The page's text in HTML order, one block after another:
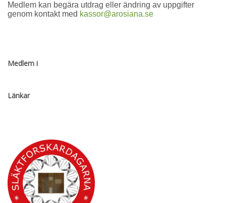
Medlem kan begära utdrag eller ändring av uppgifter
genom kontakt med kassor@arosiana.se
Medlem i
Länkar